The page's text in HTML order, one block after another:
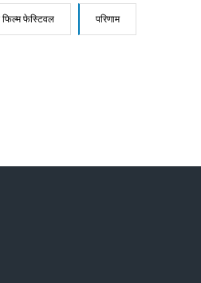
फिल्म फेस्टिवल परिणाम